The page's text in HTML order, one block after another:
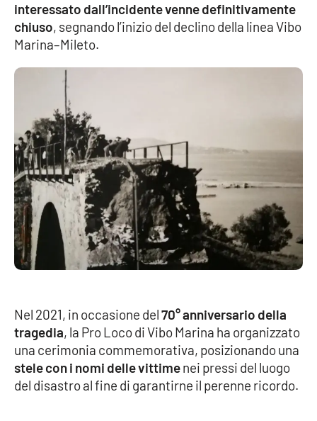
interessato dall’incidente venne definitivamente
chiuso, segnando l’inizio del declino della linea Vibo
Marina–Mileto.
Nel 2021, in occasione del70° anniversario della
tragedia, la Pro Loco di Vibo Marina ha organizzato
una cerimonia commemorativa, posizionando una
stele con i nomi delle vittimenei pressi del luogo
del disastro al fine di garantirne il perenne ricordo.